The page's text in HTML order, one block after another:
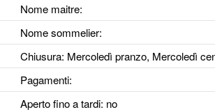
Nome maitre:
Nome sommelier:
Chiusura: Mercoledì pranzo, Mercoledì
Pagamenti:
Aperto fino a tardi: no